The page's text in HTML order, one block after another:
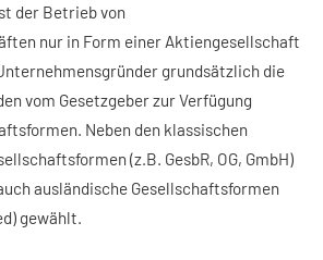
der Betrieb von
nur in Form einer Aktiengesellschaft
grundsätzlich die
vom Gesetzgeber zur Verfügung
Neben den klassischen
(z.B. GesbR, OG, GmbH)
ausländische Gesellschaftsformen
gewählt.